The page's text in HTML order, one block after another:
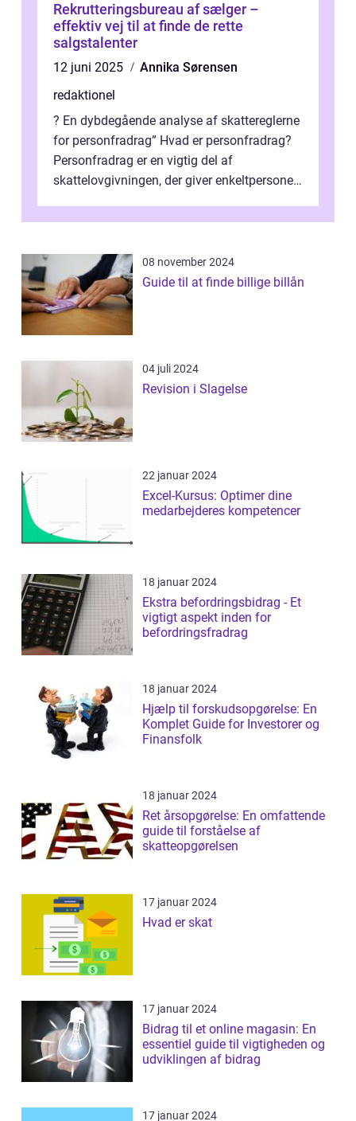
Rekrutteringsbureau af sælger –
effektiv vej til at finde de rette
salgstalenter
12 juni 2025
Annika Sørensen
redaktionel
? En dybdegående analyse af skattereglerne
for personfradrag” Hvad er personfradrag?
Personfradrag er en vigtig del af
skattelovgivningen, der giver enkeltpersoner
08 november 2024
Guide til at finde billige billån
04 juli 2024
Revision i Slagelse
22 januar 2024
Excel-Kursus: Optimer dine
medarbejderes kompetencer
18 januar 2024
Ekstra befordringsbidrag - Et
vigtigt aspekt inden for
befordringsfradrag
18 januar 2024
Hjælp til forskudsopgørelse: En
Komplet Guide for Investorer og
Finansfolk
18 januar 2024
Ret årsopgørelse: En omfattende
guide til forståelse af
skatteopgørelsen
17 januar 2024
Hvad er skat
17 januar 2024
Bidrag til et online magasin: En
essentiel guide til vigtigheden og
udviklingen af bidrag
17 januar 2024